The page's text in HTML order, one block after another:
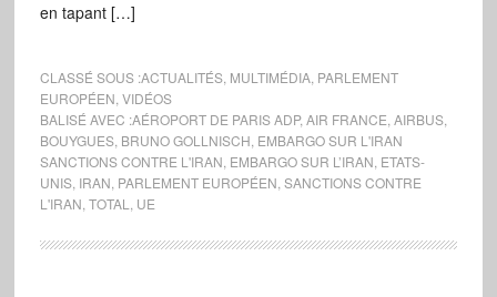
en tapant […]
CLASSÉ SOUS :ACTUALITÉS, MULTIMÉDIA, PARLEMENT
EUROPÉEN VIDÉOS
BALISÉ AVEC :AÉROPORT DE PARIS ADP, AIR FRANCE AIRBUS,
BOUYGUES, BRUNO GOLLNISCH EMBARGO SUR L'IRAN
SANCTIONS CONTRE L'IRAN EMBARGO SUR L’IRAN ETATS-
UNIS, IRAN PARLEMENT EUROPÉEN SANCTIONS CONTRE
L'IRAN TOTAL UE